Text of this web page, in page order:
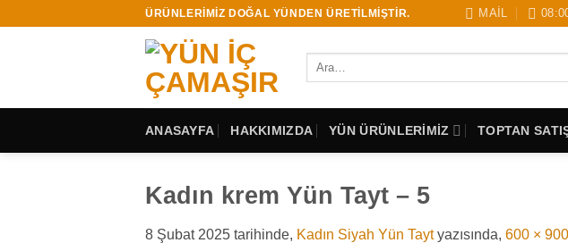
ÜRÜNLERİMİZ DOĞAL YÜNDEN ÜRETİLMİŞTİR. MAİL
Ara:
ANASAYFA HAKKIMIZDA YÜN ÜRÜNLERİMİZ TOPTAN
Kadın krem Yün Tayt – 5
8 Şubat 2025 tarihinde, Kadın Siyah Yün Taytyazısında, 600 × 900